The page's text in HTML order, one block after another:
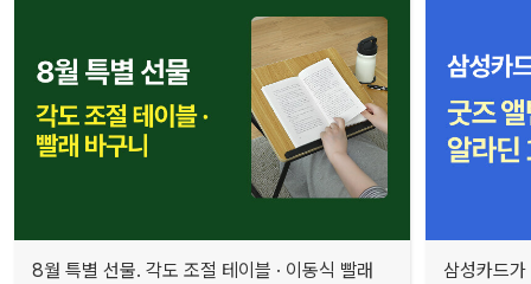
8월 특별 선물. 각도 조절 테이블 · 이동식 빨래
삼성카드